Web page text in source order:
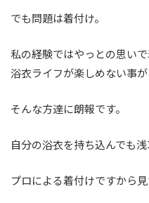
でも問題は着付け。
私の経験ではやっとの思い
浴衣ライフが楽しめない事が
そんな方達に朗報です。
自分の浴衣を持ち込んでも
プロによる着付けですから